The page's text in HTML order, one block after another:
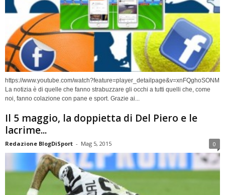
https://www.youtube.com/watch?feature=player_detailpage&v=xnFQghoSONM
La notizia è di quelle che fanno strabuzzare gli occhi a tutti quelli che, come
noi, fanno colazione con pane e sport. Grazie ai...
Il 5 maggio, la doppietta di Del Piero e le
lacrime...
Redazione BlogDiSport - Mag 5, 2015 0